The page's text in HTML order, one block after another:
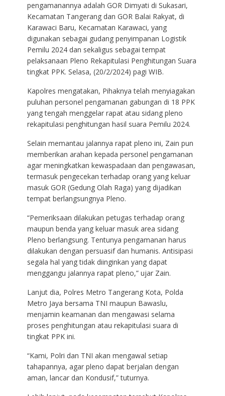
pengamanannya adalah GOR Dimyati di Sukasari,
Kecamatan Tangerang dan GOR Balai Rakyat, di
Karawaci Baru, Kecamatan Karawaci, yang
digunakan sebagai gudang penyimpanan Logistik
Pemilu 2024 dan sekaligus sebagai tempat
pelaksanaan Pleno Rekapitulasi Penghitungan Suara
tingkat PPK. Selasa, (20/2/2024) pagi WIB.
Kapolres mengatakan, Pihaknya telah menyiagakan
puluhan personel pengamanan gabungan di 18 PPK
yang tengah menggelar rapat atau sidang pleno
rekapitulasi penghitungan hasil suara Pemilu 2024.
Selain memantau jalannya rapat pleno ini, Zain pun
memberikan arahan kepada personel pengamanan
agar meningkatkan kewaspadaan dan pengawasan,
termasuk pengecekan terhadap orang yang keluar
masuk GOR (Gedung Olah Raga) yang dijadikan
tempat berlangsungnya Pleno.
“Pemeriksaan dilakukan petugas terhadap orang
maupun benda yang keluar masuk area sidang
Pleno berlangsung. Tentunya pengamanan harus
dilakukan dengan persuasif dan humanis. Antisipasi
segala hal yang tidak diinginkan yang dapat
menggangu jalannya rapat pleno,” ujar Zain.
Lanjut dia, Polres Metro Tangerang Kota, Polda
Metro Jaya bersama TNI maupun Bawaslu,
menjamin keamanan dan mengawasi selama
proses penghitungan atau rekapitulasi suara di
tingkat PPK ini.
“Kami, Polri dan TNI akan mengawal setiap
tahapannya, agar pleno dapat berjalan dengan
aman, lancar dan Kondusif,” tuturnya.